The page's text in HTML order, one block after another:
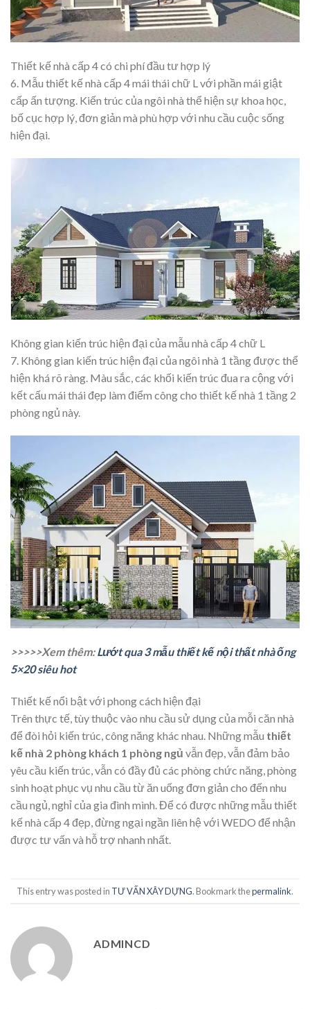
Thiết kế nhà cấp 4 có chi phí đầu tư hợp lý
6. Mẫu thiết kế nhà cấp 4 mái thái chữ L với phần mái giật
cấp ấn tượng. Kiến trúc của ngôi nhà thể hiện sự khoa học,
bố cục hợp lý, đơn giản mà phù hợp với nhu cầu cuộc sống
hiện đại.
Không gian kiến trúc hiện đại của mẫu nhà cấp 4 chữ L
7. Không gian kiến trúc hiện đại của ngôi nhà 1 tầng được thể
hiện khá rõ ràng. Màu sắc, các khối kiến trúc đua ra cộng với
kết cấu mái thái đẹp làm điểm công cho thiết kế nhà 1 tầng 2
phòng ngủ này.
>>>>>Xem thêm:Lướt qua 3 mẫu thiết kế nội thất nhà ống
5×20 siêu hot
Thiết kế nổi bật với phong cách hiện đại
Trên thực tế, tùy thuộc vào nhu cầu sử dụng của mỗi căn nhà
để đòi hỏi kiến trúc, công năng khác nhau. Những mẫu thiết
kế nhà 2 phòng khách 1 phòng ngủ vẫn đẹp, vẫn đảm bảo
yêu cầu kiến trúc, vẫn có đầy đủ các phòng chức năng, phòng
sinh hoạt phục vụ nhu cầu từ ăn uống đơn giản cho đến nhu
cầu ngủ, nghỉ của gia đình mình. Để có được những mẫu thiết
kế nhà cấp 4 đẹp, đừng ngại ngần liên hệ với WEDO để nhận
được tư vấn và hỗ trợ nhanh nhất.
This entry was posted in TƯ VẤN XÂY DỰNG. Bookmark thepermalink.
ADMINCD